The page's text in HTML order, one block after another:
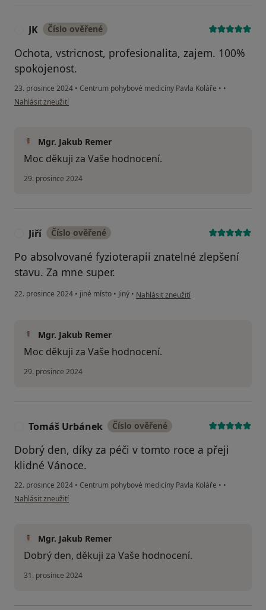
JK Číslo ověřené
Ochota, vstricnost, profesionalita, zajem. 100%
spokojenost.
23. prosince 2024 • Centrum pohybové medicíny Pavla Koláře • •
podle názoru uživatele JK
Nahlásit zneužití
Mgr. Jakub Remer
Moc děkuji za Vaše hodnocení.
29. prosince 2024
Jiří Číslo ověřené
Po absolvované fyzioterapii znatelné zlepšení
stavu. Za mne super.
22. prosince 2024 • jiné místo • Jiný • podle názoru uživatele Jiří
Nahlásit zneužití
Mgr. Jakub Remer
Moc děkuji za Vaše hodnocení.
29. prosince 2024
Tomáš Urbánek Číslo ověřené
Dobrý den, díky za péči v tomto roce a přeji
klidné Vánoce.
22. prosince 2024 • Centrum pohybové medicíny Pavla Koláře • •
podle názoru uživatele Tomáš Urbánek
Nahlásit zneužití
Mgr. Jakub Remer
Dobrý den, děkuji za Vaše hodnocení.
31. prosince 2024